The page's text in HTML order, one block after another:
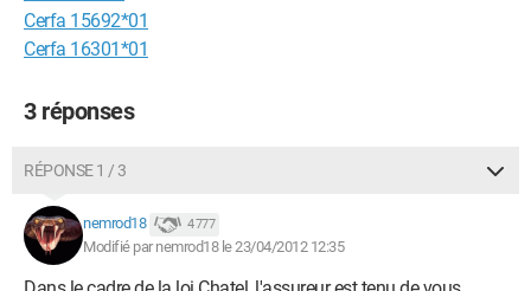
Cerfa 15692*01
Cerfa 16301*01
3 réponses
RÉPONSE 1 / 3
nemrod18 4 777
Modifié par nemrod18 le 23/04/2012 12:35